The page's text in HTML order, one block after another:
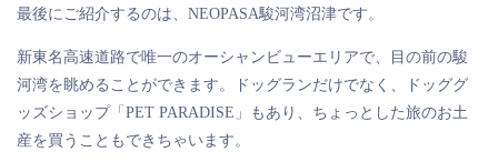
最後にご紹介するのは、NEOPASA駿河湾沼津です。
新東名高速道路で唯一のオーシャンビューエリアで、目の前の駿
河湾を眺めることができます。ドッグランだけでなく、ドッググ
ッズショップ「PET PARADISE」もあり、ちょっとした旅のお土
産を買うこともできちゃいます。